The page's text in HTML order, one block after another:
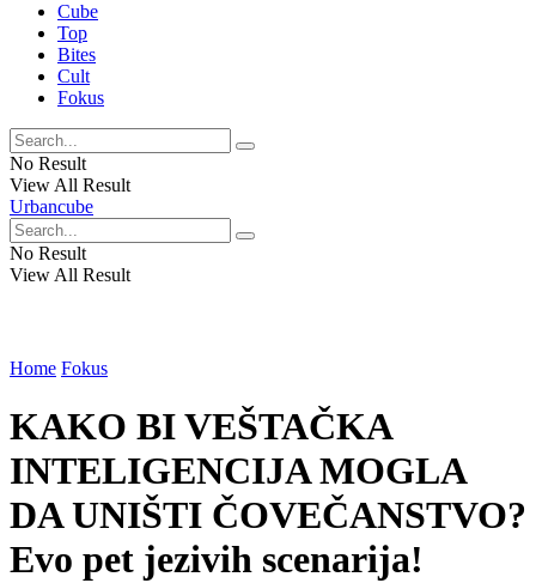
Cube
Top
Bites
Cult
Fokus
No Result
View All Result
Urbancube
No Result
View All Result
Home Fokus
KAKO BI VEŠTAČKA
INTELIGENCIJA MOGLA
DA UNIŠTI ČOVEČANSTVO?
Evo pet jezivih scenarija!